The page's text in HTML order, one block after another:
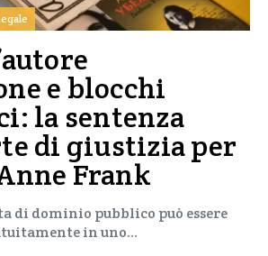
e blocchi
la sentenza
di giustizia per
Frank
di dominio pubblico può essere
in uno…